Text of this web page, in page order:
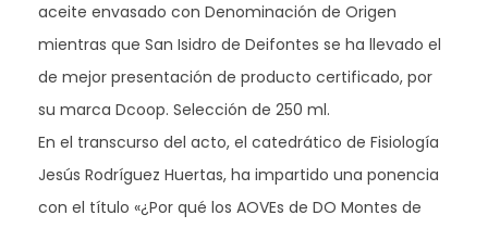
aceite envasado con Denominación de Origen
mientras que San Isidro de Deifontes se ha llevado el
de mejor presentación de producto certificado, por
su marca Dcoop. Selección de 250 ml.
En el transcurso del acto, el catedrático de Fisiología
Jesús Rodríguez Huertas, ha impartido una ponencia
con el título «¿Por qué los AOVEs de DO Montes de